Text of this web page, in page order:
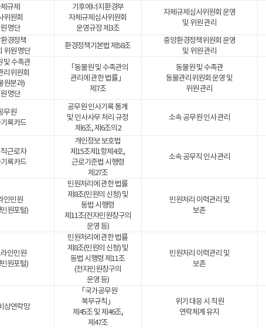
규제
위원회
명단
기후에너지환경부
자체규제심사위원회
운영규정 제3조
자체규제심사위원회 운영
및 위원 관리
경정책
위원 명단
환경정책기본법 제58조
중앙환경정책위원회 운영
및 위원 관리
및 수족관
리위원회
원분과)
명단
「동물원 및 수족관의
관리에 관한 법률」
제7조
동물원 및 수족관
동물관리위원회 운영 및
위원 관리
무원
록카드
공무원 인사기록 통계
및 인사사무 처리 규정
제6조, 제6조의2
소속 공무원 인사 관리
근로자
록카드
개인정보 보호법
제15조제1항제4호,
근로기준법 시행령
제27조
소속 공무직 인사 관리
인민원
원포털)
민원처리에 관한 법률
제8조(민원의 신청) 및
동법 시행령
제11조(전자민원창구의
운영 등)
민원처리 이력관리 및
보존
인민원
원포털)
민원처리에 관한 법률
제8조(민원의 신청) 및
동법 시행령 제11조
(전자민원창구의
운영 등)
민원처리 이력관리 및
보존
상연락망
「국가공무원
복무규칙」
제45조 및 제46조,
제47조
위기 대응 시 직원
연락체계 유지